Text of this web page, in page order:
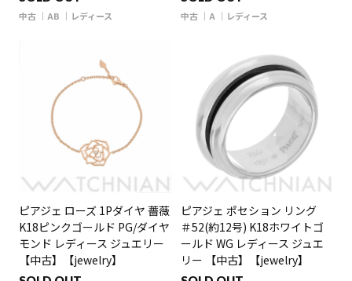
中古 AB レディース 中古 A レディース
ピアジェ ローズ 1Pダイヤ 薔薇
K18ピンクゴールド PG/ダイヤ
モンド レディース ジュエリー
【中古】【jewelry】
ピアジェ ポセション リング
＃52(約12号) K18ホワイトゴ
ールド WG レディース ジュエ
リー 【中古】【jewelry】